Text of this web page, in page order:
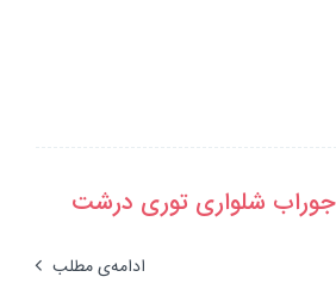
جوراب شلواری توری درشت
ادامه‌ی مطلب